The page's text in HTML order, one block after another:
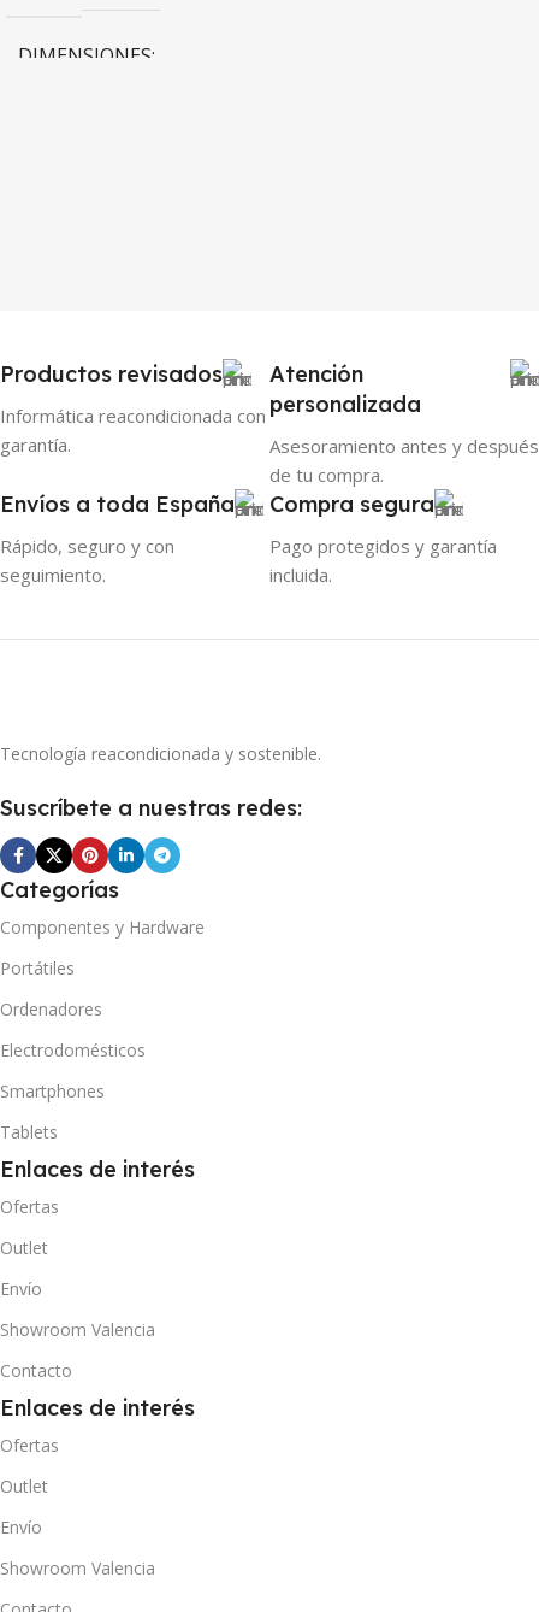
DIMENSIONES
Reacondicionado
TIPO
Base-soporte vertical (stand)
MATERIAL
Plástico ABS + refuerzos
EliteDesk / ProDesk SFF (400
G1-G6, 600, 800)
USO RECOMENDADO
Colocar el PC SFF en posición
torre
Reacondicionado
CAPACIDAD
4 terminales simultáneos
COMPATIBILIDAD
Productos revisados
Informática reacondicionada con
garantía.
Atención
personalizada
Asesoramiento antes y después
de tu compra.
Envíos a toda España
Rápido, seguro y con
seguimiento.
Compra segura
Pago protegidos y garantía
incluida.
Tecnología reacondicionada y sostenible.
Suscríbete a nuestras redes:
Categorías
Componentes y Hardware
Portátiles
Ordenadores
Electrodomésticos
Smartphones
Tablets
Enlaces de interés
Ofertas
Outlet
Envío
Showroom Valencia
Contacto
Enlaces de interés
Ofertas
Outlet
Envío
Showroom Valencia